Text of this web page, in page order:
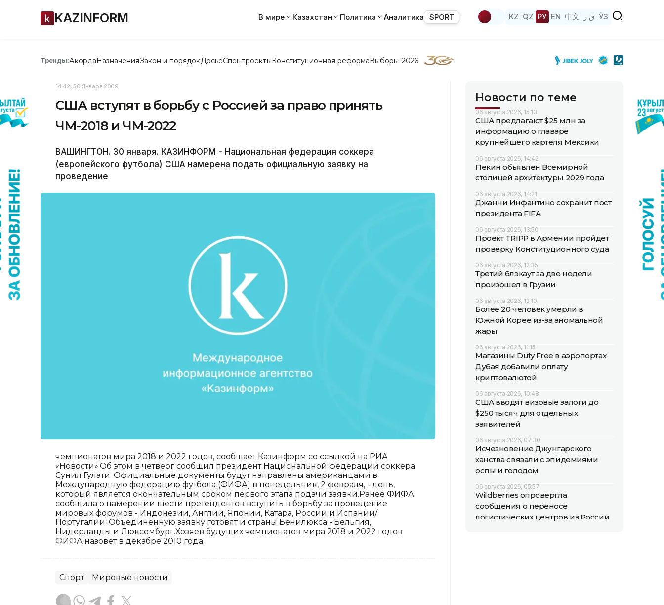
KAZINFORM В мире Казахстан Политика Аналитика SPORT KZ QZ РУ EN 中文 ق ز ЎЗ
Тренды:АкордаНазначенияЗакон и порядок ДосьеСпецпроектыКонституционная реформаВыборы-2026
14:42, 30 Января 2009
США вступят в борьбу с Россией за право принять
ЧМ-2018 и ЧМ-2022
ВАШИНГТОН. 30 января. КАЗИНФОРМ - Национальная федерация соккера
(европейского футбола) США намерена подать официальную заявку на
проведение
чемпионатов мира 2018 и 2022 годов, сообщает Казинформ со ссылкой на РИА
«Новости».Об этом в четверг сообщил президент Национальной федерации соккера
Сунил Гулати. Официальные документы будут направлены американцами в
Международную федерацию футбола (ФИФА) в понедельник, 2 февраля, - день,
который является окончательным сроком первого этапа подачи заявки.Ранее ФИФА
сообщила о намерении шести претендентов вступить в борьбу за проведение
мировых форумов - Индонезии, Англии, Японии, Катара, России и Испании/
Португалии. Объединенную заявку готовят и страны Бенилюкса - Бельгия,
Нидерланды и Люксембург.Хозяев будущих чемпионатов мира 2018 и 2022 годов
ФИФА назовет в декабре 2010 года.
Спорт Мировые новости
Новости по теме
06 августа 2026, 15:13
США предлагают $25 млн за
информацию о главаре
крупнейшего картеля Мексики
06 августа 2026, 14:42
Пекин объявлен Всемирной
столицей архитектуры 2029 года
06 августа 2026, 14:21
Джанни Инфантино сохранит пост
президента FIFA
06 августа 2026, 13:50
Проект TRIPP в Армении пройдет
проверку Конституционного суда
06 августа 2026, 12:35
Третий блэкаут за две недели
произошел в Грузии
06 августа 2026, 12:10
Более 20 человек умерли в
Южной Корее из-за аномальной
жары
06 августа 2026, 11:15
Магазины Duty Free в аэропортах
Дубая добавили оплату
криптовалютой
06 августа 2026, 10:48
США вводят визовые залоги до
$250 тысяч для отдельных
заявителей
06 августа 2026, 07:30
Исчезновение Джунгарского
ханства связали с эпидемиями
оспы и голодом
06 августа 2026, 05:57
Wildberries опровергла
сообщения о переносе
логистических центров из России